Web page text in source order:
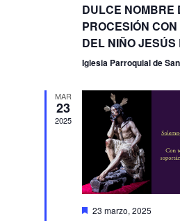
DULCE NOMBRE
PROCESIÓN
DEL NIÑO
Iglesia Parroquial de
MAR
23
2025
Destacado
23 marzo, 2025